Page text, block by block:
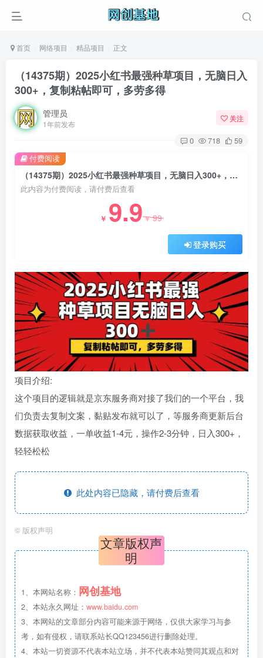
首页 网络项目 精品项目 正文
（14375期）2025小红书最强种草项目，无脑日入
300+，复制粘帖即可，多劳多得
管理员
1年前发布
关注
0 718 59
（14375期）2025小红书最强种草项目，无脑日入300+，复制粘帖即可，多劳多得
此内容为付费阅读，请付费后查看
￥ 9.9￥99
登录购买
付费阅读
项目介绍:
这个项目的逻辑就是京东服务商对接了我们的一个平台，我
们负责去复制文案，黏贴发布就可以了，等服务商更新后台
数据获取收益，一单收益1-4元，操作2-3分钟，日入300+，
轻轻松松
此处内容已隐藏，请付费后查看
© 版权声明
文章版权声
明
1、本网站名称： 网创基地
2、本站永久网址： www.baidu.com
3、本网站的文章部分内容可能来源于网络，仅供大家学习与参
考，如有侵权，请联系站长QQ123456进行删除处理。
4、本站一切资源不代表本站立场，并不代表本站赞同其观点和对